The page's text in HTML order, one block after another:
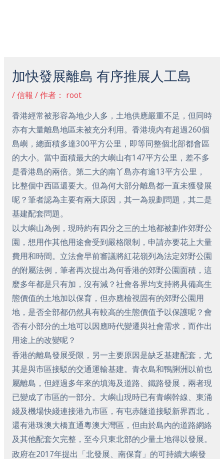
加快發展離島 有序推展人工島
/信報 / 作者： root
香港經常被形容為地少人多，土地供應嚴重不足，但同時
亦有大量離島地區未被充分利用。香港境內有超過260個
島嶼，總面積多達300平方公里，即等同整個北部都會區
的大小。當中面積最大的大嶼山有147平方公里，差不多
是香港島的兩倍。第二大的南丫島亦有逾13平方公里，
比整個中西區還要大。但為何大部分離島都一直未獲發展
呢？筆者認為主要有兩大原因，其一為規劃問題，其二是
基建配套問題。
以大嶼山為例，現時約有四分之三的土地都被劃作郊野公
園，想用作其他用途會受到嚴格限制，申請亦要花上大量
費用和時間。立法會早前審議將紅花嶺列為法定郊野公園
的附屬法例，筆者再次提出為何香港的郊野公園面積，這
麼多年都是只有加，沒有減？社會各界均支持將具備高生
態價值的土地加以保育，但亦應檢視固有的郊野公園用
地，是否全部都仍然具有較高的生態價值予以保護呢？會
否有小部分的土地可以因應時代變遷與社會需求，而作出
用途上的改變呢？
香港的離島發展受限，另一主要原因是缺乏基建配套，尤
其是與市區接駁的交通運輸基建。青衣島和鴨脷洲以前也
屬離島，但經過多年來的填海及道路、鐵路發展，兩者現
已變成了市區的一部分。大嶼山現時已有青嶼幹線、東涌
綫及機場快綫連接港九市區，有屯赤隧道接駁新界西北，
還有港珠澳大橋直通粵澳大灣區，但由於島內的道路網絡
及其他配套欠完整，至今只東北部的少量土地得以發展。
政府在2017年提出「北發展、南保育」的可持續大嶼發